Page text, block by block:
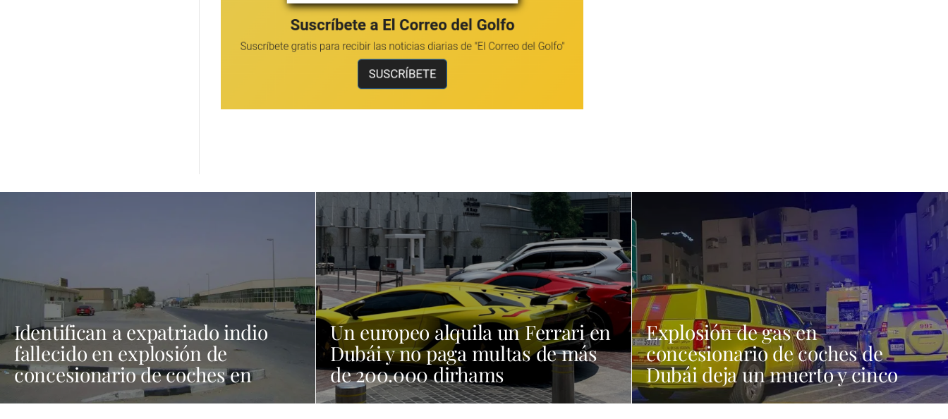
Identifican a expatriado indio
fallecido en explosión de
concesionario de coches en
Un europeo alquila un Ferrari en
Dubái y no paga multas de más
de 200.000 dirhams
Explosión de gas en
concesionario de coches de
Dubái deja un muerto y cinco
heridos